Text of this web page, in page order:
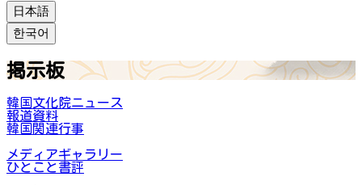
日本語
한국어
掲示板
韓国文化院ニュース
報道資料
韓国関連行事
メディアギャラリー
ひとこと書評